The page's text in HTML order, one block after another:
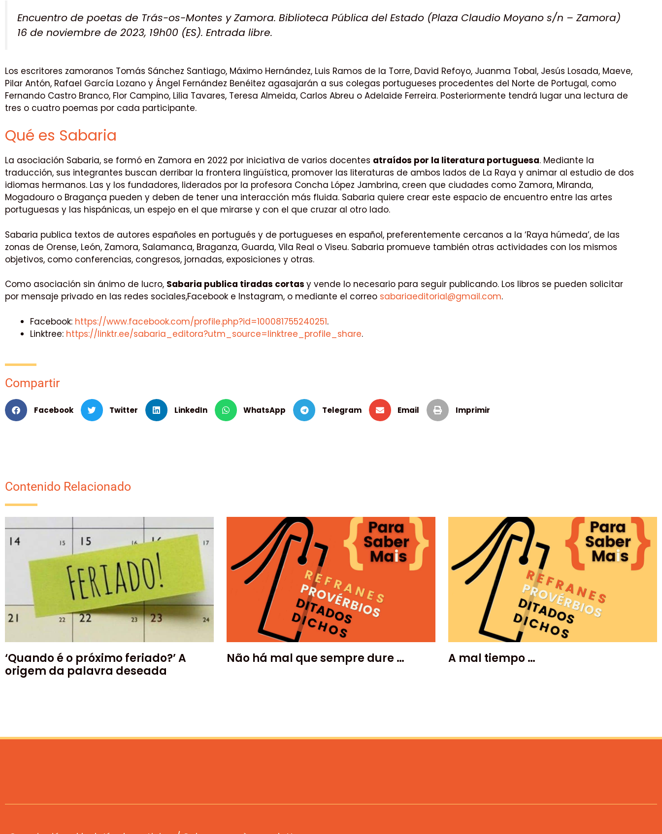
Encuentro de poetas de Trás-os-Montes y Zamora. Biblioteca Pública del Estado (Plaza Claudio Moyano s/n – Zamora)
16 de noviembre de 2023, 19h00 (ES). Entrada libre.
Los escritores zamoranos Tomás Sánchez Santiago, Máximo Hernández, Luis Ramos de la Torre, David Refoyo, Juanma Tobal, Jesús Losada, Maeve,
Pilar Antón, Rafael García Lozano y Ángel Fernández Benéitez agasajarán a sus colegas portugueses procedentes del Norte de Portugal, como
Fernando Castro Branco, Flor Campino, Lilia Tavares, Teresa Almeida, Carlos Abreu o Adelaide Ferreira. Posteriormente tendrá lugar una lectura de
tres o cuatro poemas por cada participante.
Qué es Sabaria
La asociación Sabaria, se formó en Zamora en 2022 por iniciativa de varios docentes atraídos por la literatura portuguesa. Mediante la
traducción, sus integrantes buscan derribar la frontera lingüística, promover las literaturas de ambos lados de La Raya y animar al estudio de dos
idiomas hermanos. Las y los fundadores, liderados por la profesora Concha López Jambrina, creen que ciudades como Zamora, Miranda,
Mogadouro o Bragança pueden y deben de tener una interacción más fluida. Sabaria quiere crear este espacio de encuentro entre las artes
portuguesas y las hispánicas, un espejo en el que mirarse y con el que cruzar al otro lado.
Sabaria publica textos de autores españoles en portugués y de portugueses en español, preferentemente cercanos a la ‘Raya húmeda’, de las
zonas de Orense, León, Zamora, Salamanca, Braganza, Guarda, Vila Real o Viseu. Sabaria promueve también otras actividades con los mismos
objetivos, como conferencias, congresos, jornadas, exposiciones y otras.
Como asociación sin ánimo de lucro, Sabaria publica tiradas cortas y vende lo necesario para seguir publicando. Los libros se pueden solicitar
por mensaje privado en las redes sociales,Facebook e Instagram, o mediante el correo sabariaeditorial@gmail.com.
Facebook: https://www.facebook.com/profile.php?id=100081755240251.
Linktree: https://linktr.ee/sabaria_editora?utm_source=linktree_profile_share.
Compartir
Facebook Twitter LinkedIn WhatsApp Telegram Email Imprimir
Contenido Relacionado
‘Quando é o próximo feriado?’ A
origem da palavra deseada
Não há mal que sempre dure … A mal tiempo …